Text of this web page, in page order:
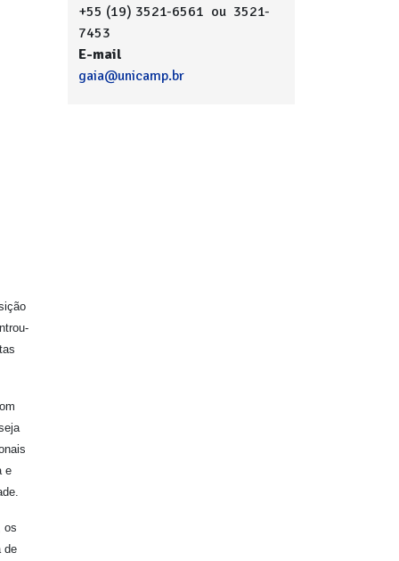
e
os
de
+55 (19) 3521-6561 ou 3521-
7453
E-mail
gaia@unicamp.br